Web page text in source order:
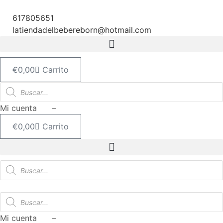
contenido
617805651
latiendadelbebereborn@hotmail.com
€0,00 Carrito
Búsqueda
de
productos
Mi cuenta –
€0,00 Carrito
Búsqueda
de
productos
Búsqueda
de
productos
Mi cuenta –